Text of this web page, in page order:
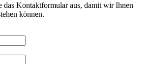
das Kontaktformular aus, damit wir Ihnen
können.